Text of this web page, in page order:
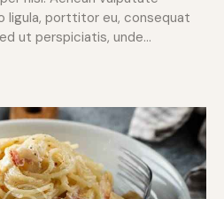
ligula, porttitor eu, consequat
ut perspiciatis, unde…